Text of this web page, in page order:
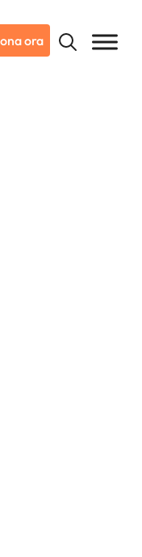
ora
e ricerca.
per mille
nei ricavi del 5
che fanno più